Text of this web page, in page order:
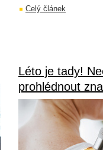
Celý článek
Léto je tady!
prohlédnout